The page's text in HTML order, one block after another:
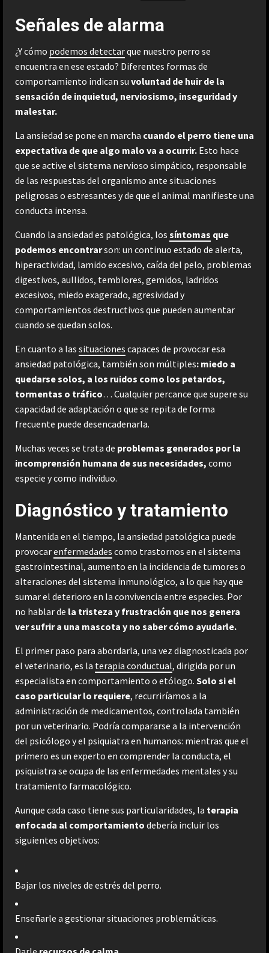
Señales de alarma
¿Y cómo podemos detectarque nuestro perro se
encuentra en ese estado? Diferentes formas de
comportamiento indican su voluntad de huir de la
sensación de inquietud, nerviosismo, inseguridad y
malestar.
La ansiedad se pone en marcha cuando el perro tiene una
expectativa de que algo malo va a ocurrir. Esto hace
que se active el sistema nervioso simpático, responsable
de las respuestas del organismo ante situaciones
peligrosas o estresantes y de que el animal manifieste una
conducta intensa.
Cuando la ansiedad es patológica, los síntomas que
podemos encontrarson: un continuo estado de alerta,
hiperactividad, lamido excesivo, caída del pelo, problemas
digestivos, aullidos, temblores, gemidos, ladridos
excesivos, miedo exagerado, agresividad y
comportamientos destructivos que pueden aumentar
cuando se quedan solos.
En cuanto a las situaciones capaces de provocar esa
ansiedad patológica, también son múltiples: miedo a
quedarse solos, a los ruidos como los petardos,
tormentas o tráfico… Cualquier percance que supere su
capacidad de adaptación o que se repita de forma
frecuente puede desencadenarla.
Muchas veces se trata de problemas generados por la
incomprensión humana de sus necesidades, como
especie y como individuo.
Diagnóstico y tratamiento
Mantenida en el tiempo, la ansiedad patológica puede
provocarenfermedades como trastornos en el sistema
gastrointestinal, aumento en la incidencia de tumores o
alteraciones del sistema inmunológico, a lo que hay que
sumar el deterioro en la convivencia entre especies. Por
no hablar de la tristeza y frustración que nos genera
ver sufrir a una mascota y no saber cómo ayudarle.
El primer paso para abordarla, una vez diagnosticada por
el veterinario, es la terapia conductual, dirigida por un
especialista en comportamiento o etólogo. Solo si el
caso particular lo requiere, recurriríamos a la
administración de medicamentos, controlada también
por un veterinario. Podría compararse a la intervención
del psicólogo y el psiquiatra en humanos: mientras que el
primero es un experto en comprender la conducta, el
psiquiatra se ocupa de las enfermedades mentales y su
tratamiento farmacológico.
Aunque cada caso tiene sus particularidades, la terapia
enfocada al comportamiento debería incluir los
siguientes objetivos:
Bajar los niveles de estrés del perro.
Enseñarle a gestionar situaciones problemáticas.